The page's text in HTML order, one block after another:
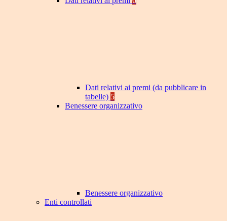
Dati relativi ai premi (da pubblicare in
tabelle) 5
Benessere organizzativo
Benessere organizzativo
Enti controllati